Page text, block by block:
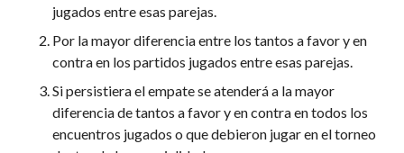
jugados entre esas parejas.
Por la mayor diferencia entre los tantos a favor y en
contra en los partidos jugados entre esas parejas.
Si persistiera el empate se atenderá a la mayor
diferencia de tantos a favor y en contra en todos los
encuentros jugados o que debieron jugar en el torneo